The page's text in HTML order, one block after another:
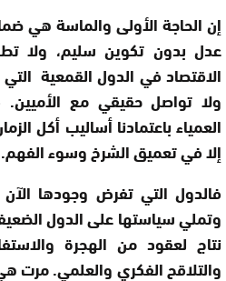
إن الحاجة الأولى والماسة هي
عدل بدون تكوين سليم، ولا
الاقتصاد في الدول القمعية
ولا تواصل حقيقي مع
العمياء باعتمادنا أساليب أكل
إلا في تعميق الشرخ وسوء الفهم.
فالدول التي تفرض وجودها
وتملي سياستها على الدول
نتاج لعقود من الهجرة
والتلاقح الفكري والعلمي. مرت